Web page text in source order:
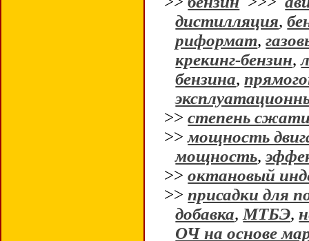
дистилляция,
риформат,
крекинг-бензин,
бензина,
>>степень
>>мощность
мощность,
>>октановый
>>присадки для
добавка, МТБЭ,
ОЧ на основе